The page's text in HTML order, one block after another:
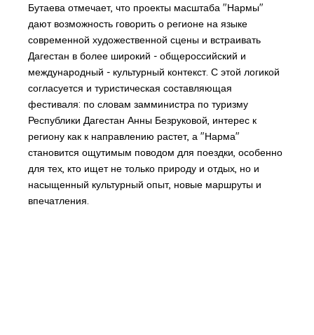
Бутаева отмечает, что проекты масштаба "Нармы"
дают возможность говорить о регионе на языке
современной художественной сцены и встраивать
Дагестан в более широкий - общероссийский и
международный - культурный контекст. С этой логикой
согласуется и туристическая составляющая
фестиваля: по словам замминистра по туризму
Республики Дагестан Анны Безруковой, интерес к
региону как к направлению растет, а "Нарма"
становится ощутимым поводом для поездки, особенно
для тех, кто ищет не только природу и отдых, но и
насыщенный культурный опыт, новые маршруты и
впечатления.